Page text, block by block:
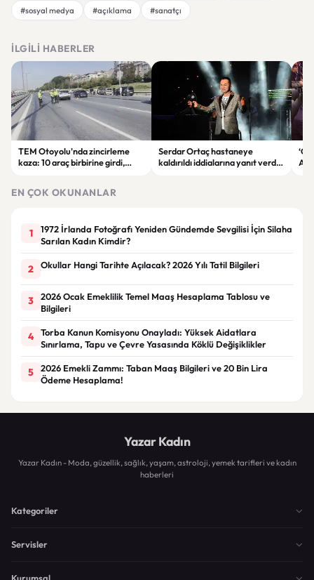
#sosyal medya
#açıklama #sanatçı
İLGILI HABERLER
TEM Otoyolu'nda zincirleme
kaza: 10 araç birbirine girdi,
Serdar Ortaç hastaneye
kaldırıldı iddialarına yanıt verdi:
EN ÇOK OKUNANLAR
1
1972 İrlanda Fotoğrafı Yeniden Gündemde Sevgilisi İçin Silaha
Sarılan Kadın Kimdir?
2 Okullar Hangi Tarihte Açılacak? 2026 Yılı Tatil Bilgileri
3
2026 Ocak Emeklilik Temel Maaş Hesaplama Tablosu ve
Bilgileri
4
Torba Kanun Komisyonu Onayladı: Yüksek Aidatlara
Sınırlama, Tapu ve Çevre Yasasında Köklü Değişiklikler
5
2026 Emekli Zammı: Taban Maaş Bilgileri ve 20 Bin Lira
Ödeme Hesaplama!
Yazar Kadın
Yazar Kadın - Moda, güzellik, sağlık, yaşam, astroloji, yemek tarifleri ve kadın
haberleri
Kategoriler
Servisler
Kurumsal